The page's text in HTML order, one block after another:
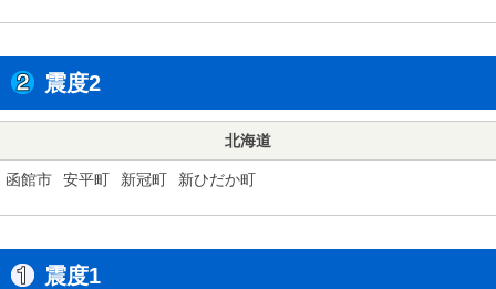
震度2
北海道
函館市 安平町 新冠町 新ひだか町
震度1